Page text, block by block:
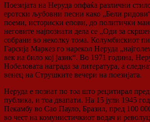
Поезијата на Неруда опфаќа различни
еротски љубовни песни како „Бели
поеми, историски епови, до политички
неговите најпознати дела се „Оди за
собрани во неколку тома. Колумбискиот
Гарсија Маркез го нарекол Неруда
век на било кој јазик“. Во 1971 година,
Нобеловата награда за литература, а
венец на Струшките вечери на поезијата.
Неруда е познат по тоа што рецитирал пред
публика, и тоа двапати. На 15 јули 1945
Пекамбу во Сао Пауло, Бразил, пред 100
во чест на комунистичкиот водач и